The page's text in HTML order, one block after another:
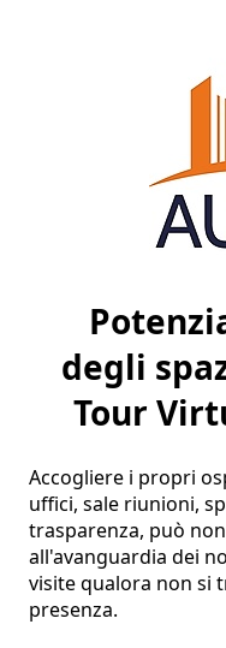
degli
Tour
Accogliere i propri
uffici, sale riunioni,
trasparenza, può
all'avanguardia dei
visite qualora non si
presenza.